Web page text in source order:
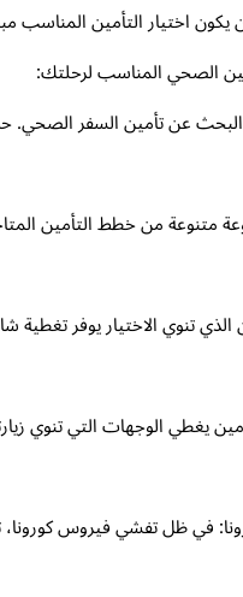
يكون اختيار التأمين
الصحي المناسب لرحلتك:
عن تأمين السفر الصحي.
متنوعة من خطط التأمين
تنوي الاختيار يوفر تغطية
يغطي الوجهات التي تنوي
في ظل تفشي فيروس كورونا،